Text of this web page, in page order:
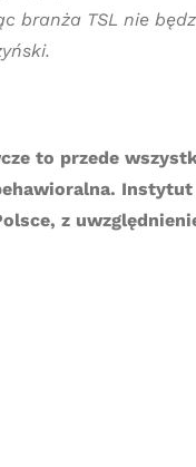
branża TSL nie
to przede
Instytut
z